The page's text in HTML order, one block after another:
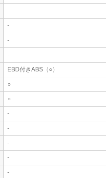
-
-
-
-
EBD付きABS（○）
○
○
-
-
-
-
-